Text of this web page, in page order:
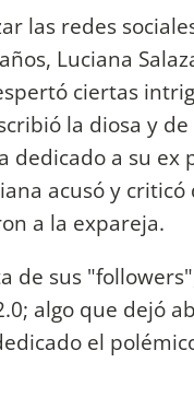
las redes
Luciana
ciertas
la diosa y
dedicado a su
acusó y
a la expareja.
de sus
algo que dejó
el